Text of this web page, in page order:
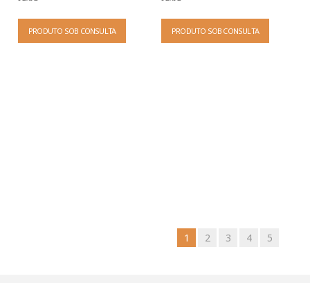
PRODUTO SOB CONSULTA PRODUTO SOB CONSULTA
1 2 3 4 5